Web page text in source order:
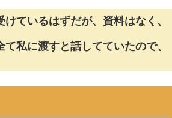
ているはずだが、資料はなく、
私に渡すと話してていたので、